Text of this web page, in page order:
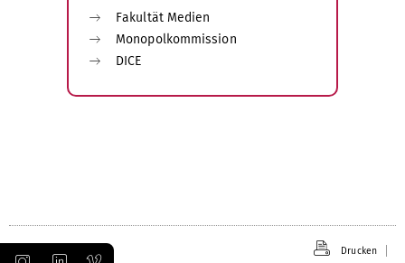
Fakultät Medien
Monopolkommission
DICE
Drucken